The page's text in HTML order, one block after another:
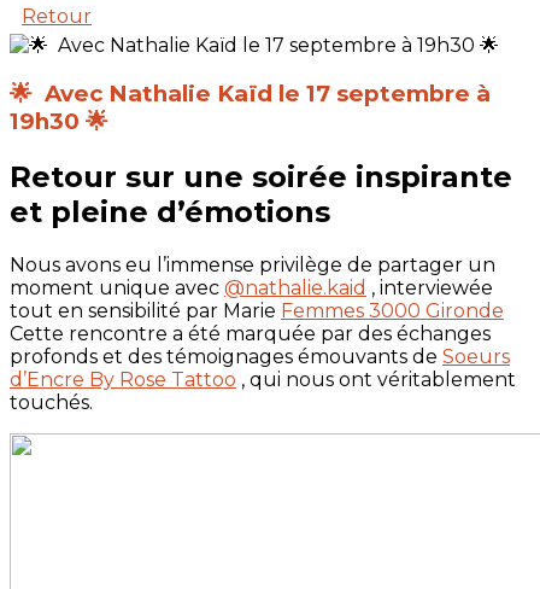
Retour
🌟 Avec Nathalie Kaïd le 17 septembre à
19h30 🌟
Retour sur une soirée inspirante
et pleine d’émotions
Nous avons eu l’immense privilège de partager un
moment unique avec @nathalie.kaid , interviewée
tout en sensibilité par Marie Femmes 3000 Gironde
Cette rencontre a été marquée par des échanges
profonds et des témoignages émouvants de Soeurs
d’Encre By Rose Tattoo , qui nous ont véritablement
touchés.